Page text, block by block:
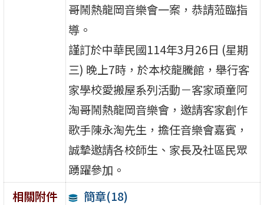
哥鬧熱龍岡音樂會一案，恭請蒞臨指
導。
謹訂於中華民國114年3月26日 (星期
三) 晚上7時，於本校龍騰館，舉行客
家學校愛搬屋系列活動－客家頑童阿
淘哥鬧熱龍岡音樂會，邀請客家創作
歌手陳永淘先生，擔任音樂會嘉賓，
誠摯邀請各校師生、家長及社區民眾
踴躍參加。
相關附件
簡章(18)